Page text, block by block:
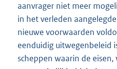
aanvrager niet meer
in het verleden
nieuwe voorwaarden
eenduidig uitwegenbeleid
scheppen waarin de